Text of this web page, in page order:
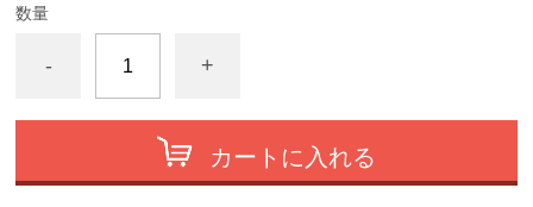
数量
- +
カートに入れる